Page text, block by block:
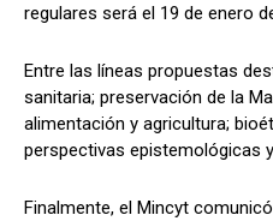
regulares será el 19 de enero
Entre las líneas propuestas
sanitaria; preservación de la
alimentación y agricultura;
perspectivas epistemológicas
Finalmente, el Mincyt